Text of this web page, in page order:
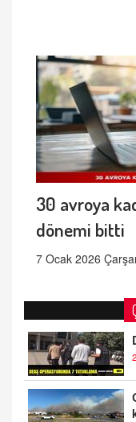
30 avroya
dönemi bitti
7 Ocak 2026